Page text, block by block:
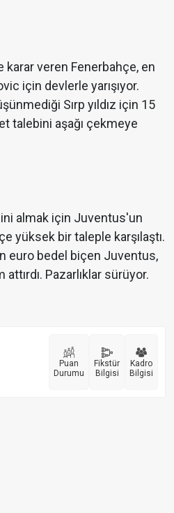
karar veren Fenerbahçe, en
için devlerle yarışıyor.
Sırp yıldız için 15
talebini aşağı çekmeye
almak için Juventus'un
yüksek bir taleple karşılaştı.
euro bedel biçen Juventus,
Pazarlıklar sürüyor.
Puan
Durumu
Fikstür
Bilgisi
Kadro
Bilgisi